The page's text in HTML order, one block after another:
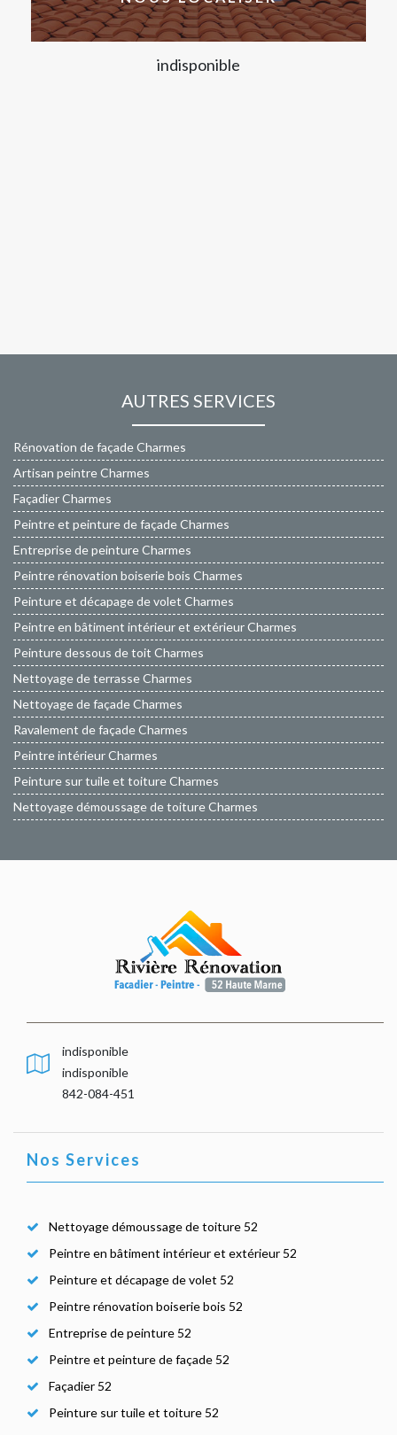
indisponible
AUTRES SERVICES
Rénovation de façade Charmes
Artisan peintre Charmes
Façadier Charmes
Peintre et peinture de façade Charmes
Entreprise de peinture Charmes
Peintre rénovation boiserie bois Charmes
Peinture et décapage de volet Charmes
Peintre en bâtiment intérieur et extérieur Charmes
Peinture dessous de toit Charmes
Nettoyage de terrasse Charmes
Nettoyage de façade Charmes
Ravalement de façade Charmes
Peintre intérieur Charmes
Peinture sur tuile et toiture Charmes
Nettoyage démoussage de toiture Charmes
indisponible
indisponible
842-084-451
Nos Services
Nettoyage démoussage de toiture 52
Peintre en bâtiment intérieur et extérieur 52
Peinture et décapage de volet 52
Peintre rénovation boiserie bois 52
Entreprise de peinture 52
Peintre et peinture de façade 52
Façadier 52
Peinture sur tuile et toiture 52